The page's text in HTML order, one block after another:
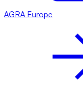
AGRA Europe